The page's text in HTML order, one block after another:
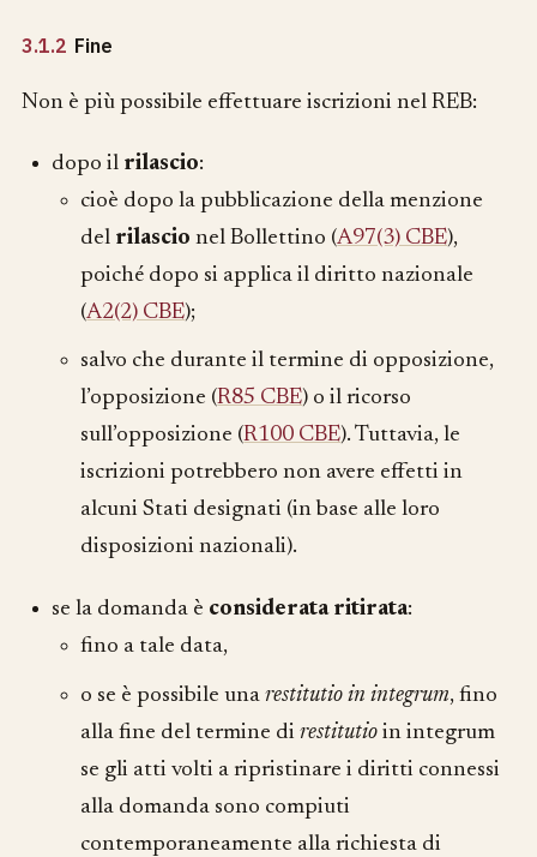
3.1.2 Fine
Non è più possibile effettuare iscrizioni nel REB:
dopo il rilascio:
cioè dopo la pubblicazione della menzione
del rilascio nel Bollettino (A97(3) CBE),
poiché dopo si applica il diritto nazionale
(A2(2) CBE);
salvo che durante il termine di opposizione,
l’opposizione (R85 CBE) o il ricorso
sull’opposizione (R100 CBE). Tuttavia, le
iscrizioni potrebbero non avere effetti in
alcuni Stati designati (in base alle loro
disposizioni nazionali).
se la domanda è considerata ritirata:
fino a tale data,
o se è possibile unarestitutio in integrum, fino
alla fine del termine direstitutio in integrum
se gli atti volti a ripristinare i diritti connessi
alla domanda sono compiuti
contemporaneamente alla richiesta di